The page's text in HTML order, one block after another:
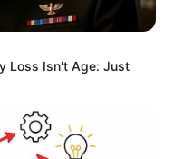
Loss Isn't Age: Just